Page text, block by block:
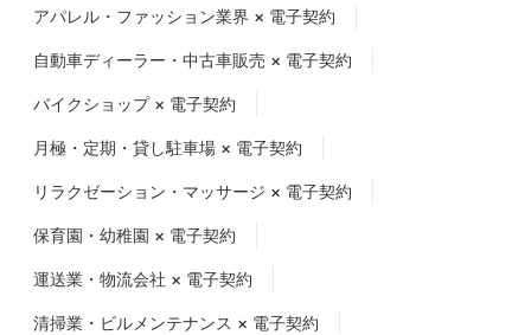
アパレル・ファッション業界 × 電子契約
自動車ディーラー・中古車販売 × 電子契約
バイクショップ × 電子契約
月極・定期・貸し駐車場 × 電子契約
リラクゼーション・マッサージ × 電子契約
保育園・幼稚園 × 電子契約
運送業・物流会社 × 電子契約
清掃業・ビルメンテナンス × 電子契約